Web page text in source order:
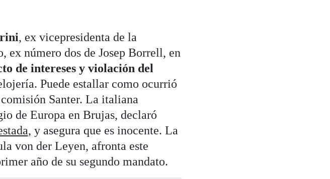
, ex vicepresidenta de la
ex número dos de Josep Borrell, en
de intereses y violación del
Puede estallar como ocurrió
Santer. La italiana
de Europa en Brujas, declaró
, y asegura que es inocente. La
von der Leyen, afronta este
año de su segundo mandato.